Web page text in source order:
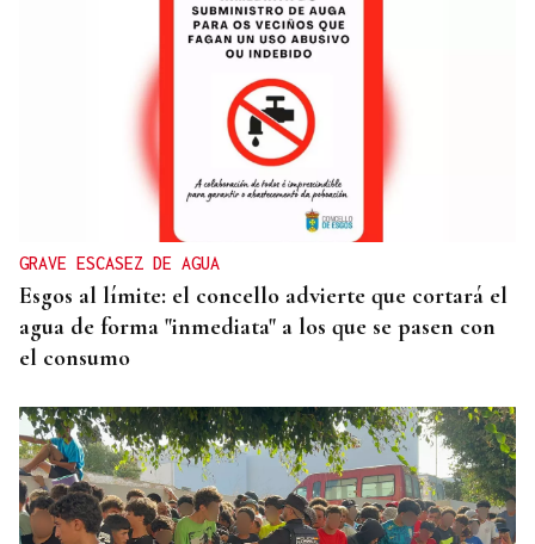
Un tribunal de Estados Unidos multa a Meta con
567 millones de dólares por perjudicar la salud
mental de los menores
GRAVE ESCASEZ DE AGUA
Esgos al límite: el concello advierte que cortará el
agua de forma "inmediata" a los que se pasen con
el consumo